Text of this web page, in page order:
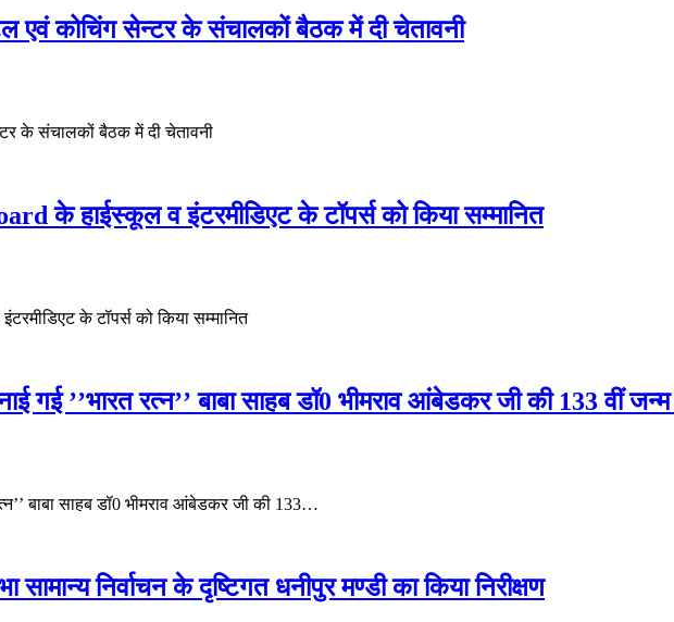
एवं कोचिंग सेन्टर के संचालकों बैठक में दी चेतावनी
के संचालकों बैठक में दी चेतावनी
के हाईस्कूल व इंटरमीडिएट के टॉपर्स को किया सम्मानित
के टॉपर्स को किया सम्मानित
’’भारत रत्न’’ बाबा साहब डॉ0 भीमराव आंबेडकर जी की 133 वीं
बाबा साहब डॉ0 भीमराव आंबेडकर जी की 133…
निर्वाचन के दृष्टिगत धनीपुर मण्डी का किया निरीक्षण